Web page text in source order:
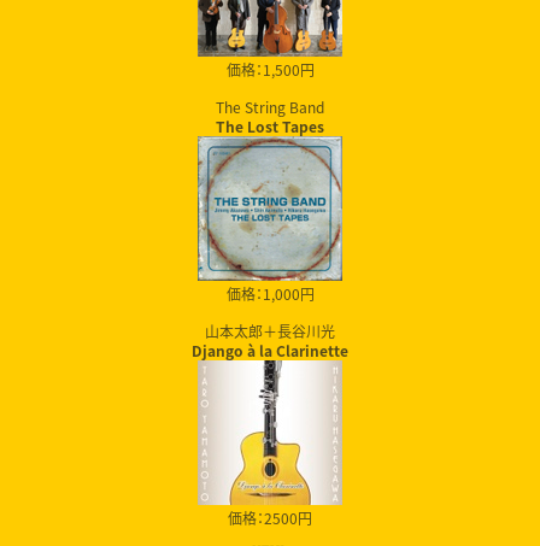
価格：1,500円
The String Band
The Lost Tapes
価格：1,000円
山本太郎＋長谷川光
Django à la Clarinette
価格：2500円